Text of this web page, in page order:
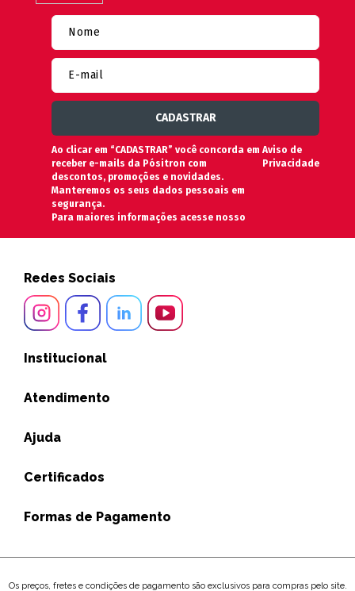
Ao clicar em “CADASTRAR” você concorda em
receber e-mails da Pósitron com
descontos, promoções e novidades.
Manteremos os seus dados pessoais em
segurança.
Para maiores informações acesse nosso
Aviso de
Privacidade
Redes Sociais
Institucional
Atendimento
Ajuda
Certificados
Formas de Pagamento
Os preços, fretes e condições de pagamento são exclusivos para compras pelo site.